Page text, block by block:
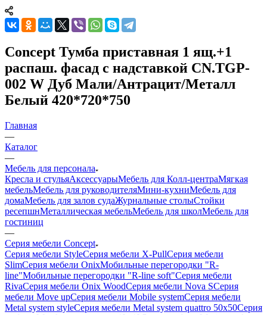
Concept Тумба приставная 1 ящ.+1
распаш. фасад с надставкой CN.TGP-
002 W Дуб Мали/Антрацит/Металл
Белый 420*720*750
Главная
—
Каталог
—
Мебель для персонала
Кресла и стульяАксессуарыМебель для Колл-центраМягкая
мебельМебель для руководителяМини-кухниМебель для
домаМебель для залов судаЖурнальные столыСтойки
ресепшнМеталлическая мебельМебель для школМебель для
гостиниц
—
Серия мебели Concept
Серия мебели StyleСерия мебели X-PullСерия мебели
SlimСерия мебели OnixМобильные перегородки "R-
line"Мобильные перегородки "R-line soft"Серия мебели
RivaСерия мебели Onix WoodСерия мебели Nova SСерия
мебели Move upСерия мебели Mobile systemСерия мебели
Metal system styleСерия мебели Metal system quattro 50x50Серия